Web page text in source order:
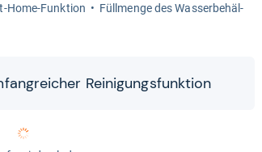
​Home-​Funk­tion
Füll­menge des Was­ser­be­häl­
Rei­ni­gungs­funk­tion